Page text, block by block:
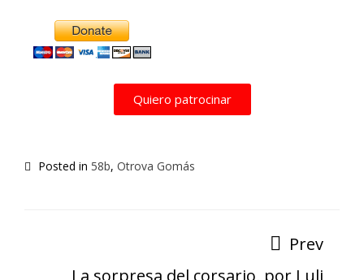
Quiero patrocinar
Posted in 58b, Otrova Gomás
Prev
La sorpresa del corsario, por Luli